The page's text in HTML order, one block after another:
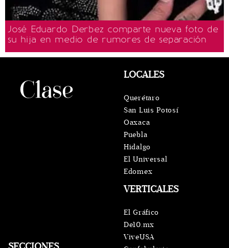
José Eduardo Derbez comparte nueva foto de
su hija en medio de rumores de separación
VERTICALES
El Gráfico
De10.mx
ViveUSA
LOCALES
Querétaro
San Luis Potosí
Oaxaca
Puebla
Hidalgo
El Universal
Edomex